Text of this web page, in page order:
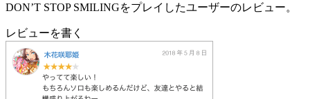
DON’T STOP SMILINGをプレイしたユーザーのレビュー。
レビューを書く